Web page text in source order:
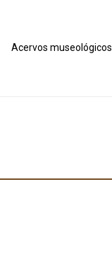
Acervos museológicos